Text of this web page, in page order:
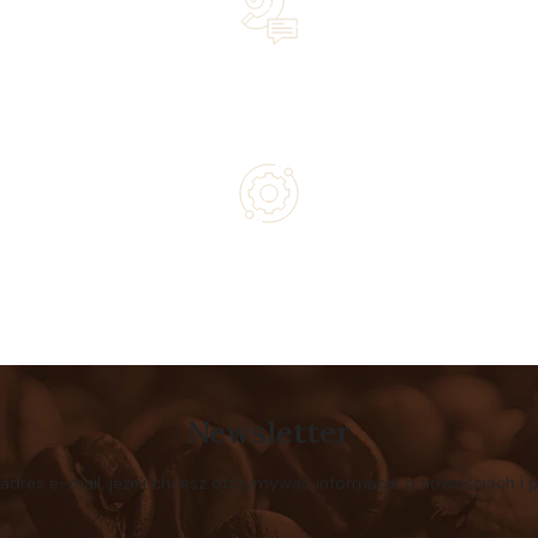
Newsletter
e-mail, jeżeli chcesz otrzymywać informacje o nowościach i